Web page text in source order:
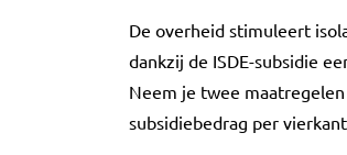
De overheid stimuleert
dankzij de ISDE-subsidie
Neem je twee
subsidiebedrag per